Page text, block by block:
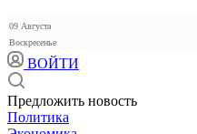
09 Августа
Воскресенье
ВОЙТИ
Предложить новость
Политика